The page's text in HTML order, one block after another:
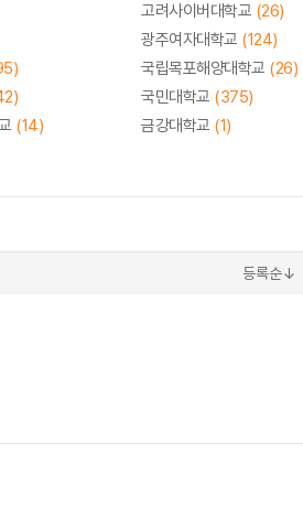
고려사이버대학교 (26)
광주여자대학교 (124)
국립목포해양대학교 (26)
국민대학교 (375)
(14) 금강대학교 (1)
등록순↓